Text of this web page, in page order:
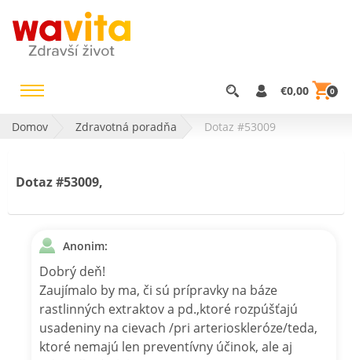
€0,00 0
Domov Zdravotná poradňa Dotaz #53009
Dotaz #53009,
Anonim:
Dobrý deň!
Zaujímalo by ma, či sú prípravky na báze
rastlinných extraktov a pd.,ktoré rozpúšťajú
usadeniny na cievach /pri arterioskleróze/teda,
ktoré nemajú len preventívny účinok, ale aj